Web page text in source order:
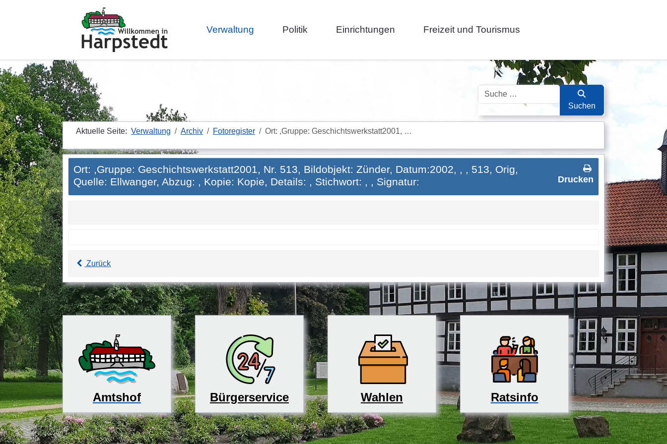
Verwaltung Politik Einrichtungen Freizeit und Tourismus
Suchen
Suchen
Aktuelle Seite: Verwaltung Archiv Fotoregister Ort: ,Gruppe: Geschichtswerkstatt2001, …
Drucken
Ort: ,Gruppe: Geschichtswerkstatt2001, Nr. 513, Bildobjekt: Zünder, Datum:2002, , , 513, Orig,
Quelle: Ellwanger, Abzug: , Kopie: Kopie, Details: , Stichwort: , , Signatur:
Zurück
Amtshof Bürgerservice Wahlen Ratsinfo